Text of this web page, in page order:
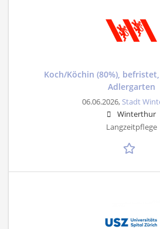
Koch/Köchin (80%),
Adlergarten
06.06.2026, Stadt
Winterthur
Langzeitpflege